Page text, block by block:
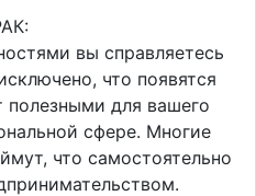
вы справляетесь
что появятся
полезными для вашего
сфере. Многие
что самостоятельно